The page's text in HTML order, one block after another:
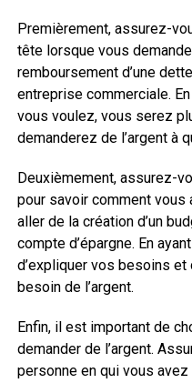
Premièrement, assurez-
tête lorsque vous
remboursement d’une
entreprise commerciale.
vous voulez, vous serez
demanderez de l’argent à
Deuxièmement, assurez-
pour savoir comment vous
aller de la création d’un
compte d’épargne. En
d’expliquer vos besoins
besoin de l’argent.
Enfin, il est important de
demander de l’argent.
personne en qui vous